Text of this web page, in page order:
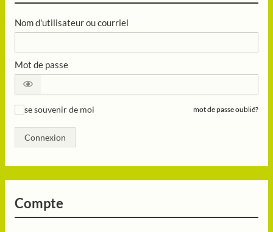
Nom d'utilisateur ou courriel
Mot de passe
se souvenir de moi mot de passe oublié?
Connexion
Compte